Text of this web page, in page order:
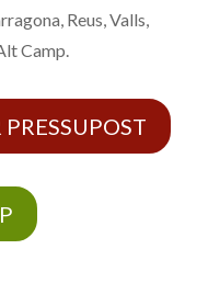
Reus, Valls,
Camp.